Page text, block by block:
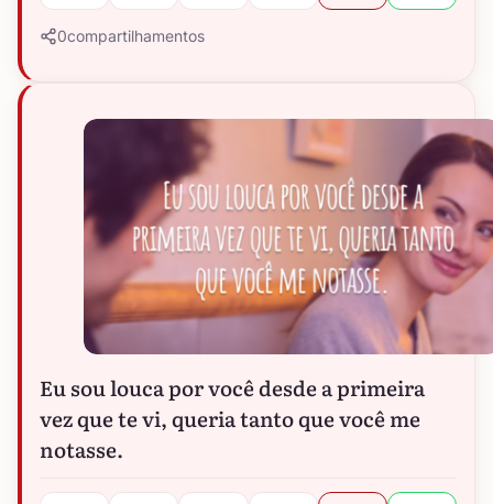
0compartilhamentos
Eu sou louca por você desde a primeira
vez que te vi, queria tanto que você me
notasse.